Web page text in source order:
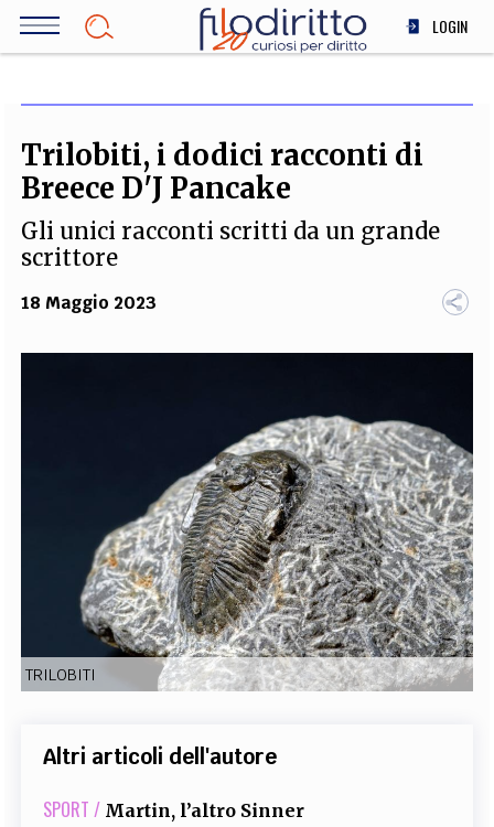
Salta
LOGIN
SOCIETÀ
MEDICINA
STORIA E FILOSOFIA
COMITATO SCIENTIFICO AUTORI CURATORI
PARTNER COLLABORA CON NOI
EXTRA
RUBRICHE LIBRI PROCEEDINGS PUBBLICITÀ CONTATTI
SOCIAL MEDIA
Trilobiti, i dodici racconti di
Breece D'J Pancake
Gli unici racconti scritti da un grande
scrittore
18 Maggio 2023
TRILOBITI
Altri articoli dell'autore
SPORT / Martin, l’altro Sinner